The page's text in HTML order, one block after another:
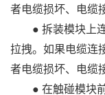
者电缆损坏、电缆
● 拆装模块上连
拉拽。如果电缆连
者电缆损坏、电缆
● 在触碰模块前